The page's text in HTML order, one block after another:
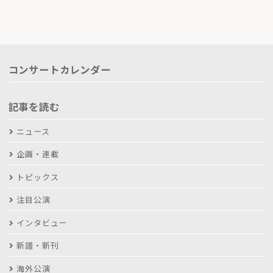
コンサートカレンダー
記事を読む
ニュース
企画・連載
トピックス
注目公演
インタビュー
新譜・新刊
海外公演